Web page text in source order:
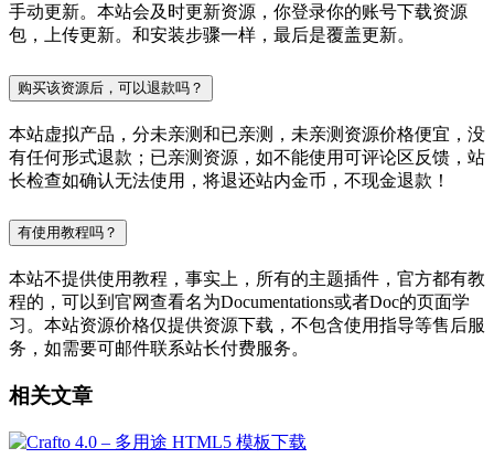
手动更新。本站会及时更新资源，你登录你的账号下载资源
包，上传更新。和安装步骤一样，最后是覆盖更新。
购买该资源后，可以退款吗？
本站虚拟产品，分未亲测和已亲测，未亲测资源价格便宜，没
有任何形式退款；已亲测资源，如不能使用可评论区反馈，站
长检查如确认无法使用，将退还站内金币，不现金退款！
有使用教程吗？
本站不提供使用教程，事实上，所有的主题插件，官方都有教
程的，可以到官网查看名为Documentations或者Doc的页面学
习。本站资源价格仅提供资源下载，不包含使用指导等售后服
务，如需要可邮件联系站长付费服务。
相关文章